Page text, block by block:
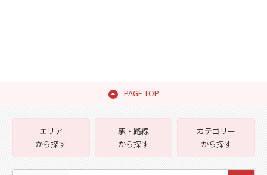
PAGE TOP
エリア
から探す
駅・路線
から探す
カテゴリー
から探す